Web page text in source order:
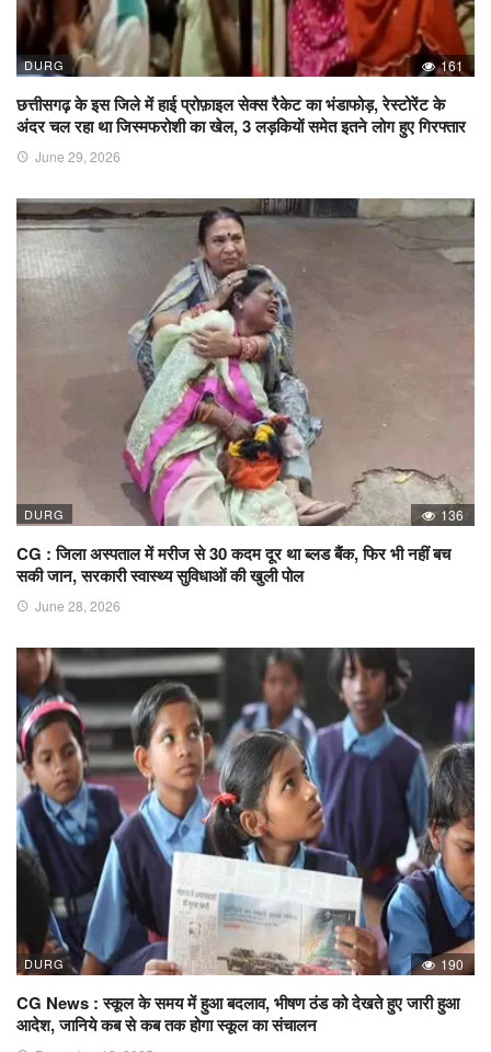
DURG 161
छत्तीसगढ़ के इस जिले में हाई प्रोफ़ाइल सेक्स रैकेट का भंडाफोड़, रेस्टोरेंट के
अंदर चल रहा था जिस्मफरोशी का खेल, 3 लड़कियों समेत इतने लोग हुए गिरफ्तार
June 29, 2026
DURG 136
CG : जिला अस्पताल में मरीज से 30 कदम दूर था ब्लड बैंक, फिर भी नहीं बच
सकी जान, सरकारी स्वास्थ्य सुविधाओं की खुली पोल
June 28, 2026
DURG 190
CG News : स्कूल के समय में हुआ बदलाव, भीषण ठंड को देखते हुए जारी हुआ
आदेश, जानिये कब से कब तक होगा स्कूल का संचालन